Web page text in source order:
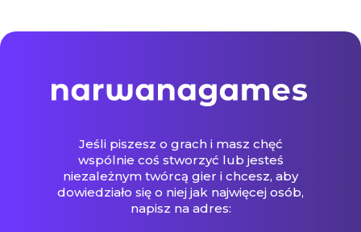
Jeśli piszesz o grach i masz chęć
wspólnie coś stworzyć lub jesteś
niezależnym twórcą gier i chcesz, aby
dowiedziało się o niej jak najwięcej osób,
napisz na adres: